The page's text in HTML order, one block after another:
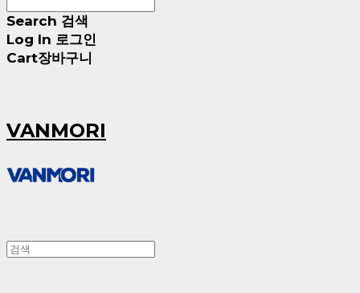
Search 검색
Log In 로그인
Cart장바구니
VANMORI